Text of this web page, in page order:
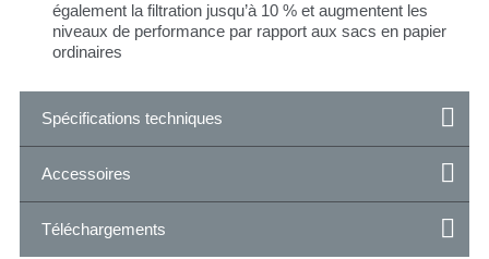
également la filtration jusqu’à 10 % et augmentent les
niveaux de performance par rapport aux sacs en papier
ordinaires
Spécifications techniques
Accessoires
Téléchargements